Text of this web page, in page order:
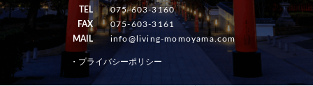
TEL
075-603-3160
FAX
075-603-3161
MAIL
info@living-momoyama.com
・プライバシーポリシー